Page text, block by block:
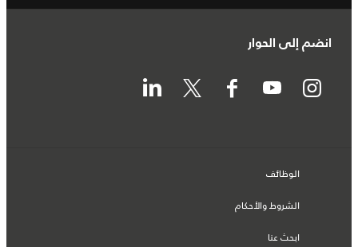
انضم إلى الحوار
الوظائف
الشروط والأحكام
ابحث عنا